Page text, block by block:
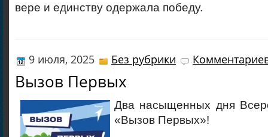
вере и единству одержала победу.
9 июля, 2025 Без рубрики
Вызов Первых
Два насыщенных дня
«Вызов Первых»!